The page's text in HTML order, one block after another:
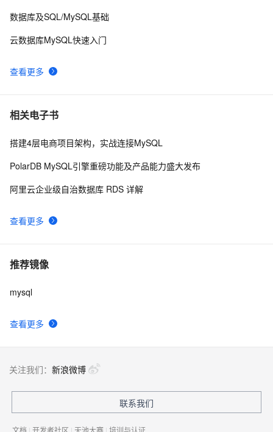
查看更多
数据库及SQL/MySQL基础
云数据库MySQL快速入门
相关电子书
查看更多
搭建4层电商项目架构，实战连接MySQL
PolarDB MySQL引擎重磅功能及产品能力盛大发布
阿里云企业级自治数据库 RDS 详解
推荐镜像
查看更多
mysql
关注我们： 新浪微博
联系我们
文档 | 开发者社区 | 天池大赛 | 培训与认证